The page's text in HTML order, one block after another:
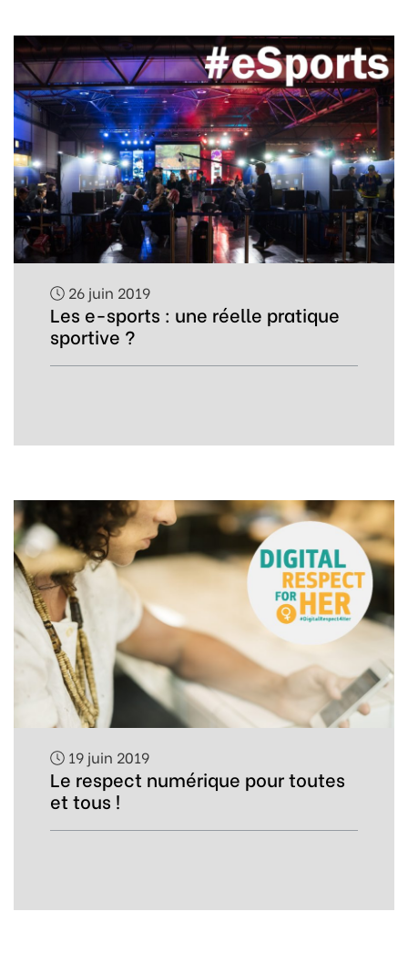
26 juin 2019
Les e-sports : une réelle pratique
sportive ?
19 juin 2019
Le respect numérique pour toutes
et tous !